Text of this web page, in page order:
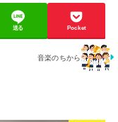
送る Pocket
音楽のちから